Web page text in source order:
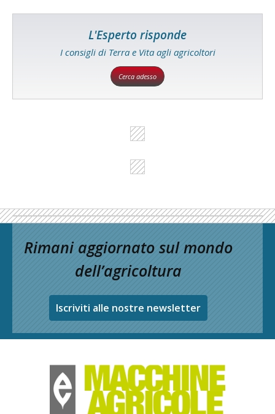
L'Esperto risponde
I consigli di Terra e Vita agli agricoltori
Cerca adesso
Rimani aggiornato sul mondo
dell’agricoltura
Iscriviti alle nostre newsletter